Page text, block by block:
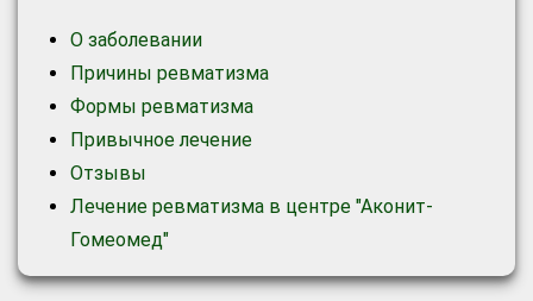
О заболевании
Причины ревматизма
Формы ревматизма
Привычное лечение
Отзывы
Лечение ревматизма в центре "Аконит-
Гомеомед"